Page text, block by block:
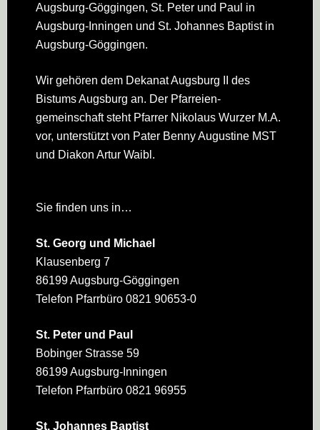
Augsburg-Göggingen, St. Peter und Paul in
Augsburg-Inningen und St. Johannes Baptist in
Augsburg-Göggingen.
Wir gehören dem Dekanat Augsburg II des
Bistums Augsburg an. Der Pfarreien­
gemeinschaft steht Pfarrer Nikolaus Wurzer M.A.
vor, unterstützt von Pater Benny Augustine MST
und Diakon Artur Waibl.
Sie finden uns in…
St. Georg und Michael
Klausenberg 7
86199 Augsburg-Göggingen
Telefon Pfarrbüro 0821 90653-0
St. Peter und Paul
Bobinger Strasse 59
86199 Augsburg-Inningen
Telefon Pfarrbüro 0821 96955
St. Johannes Baptist